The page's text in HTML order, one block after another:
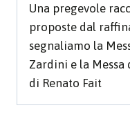
Una pregevole
proposte dal
segnaliamo la
Zardini e la Messa
di Renato Fait